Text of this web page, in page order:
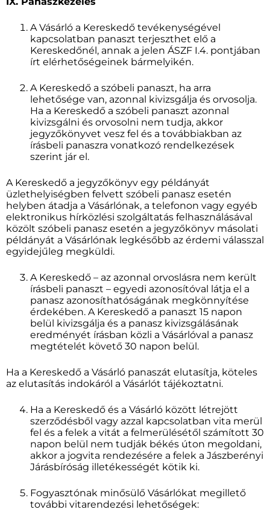
A Vásárló a Kereskedő tevékenységével
kapcsolatban panaszt terjeszthet elő a
Kereskedőnél, annak a jelen ÁSZF I.4. pontjában
írt elérhetőségeinek bármelyikén.
A Kereskedő a szóbeli panaszt, ha arra
lehetősége van, azonnal kivizsgálja és orvosolja.
Ha a Kereskedő a szóbeli panaszt azonnal
kivizsgálni és orvosolni nem tudja, akkor
jegyzőkönyvet vesz fel és a továbbiakban az
írásbeli panaszra vonatkozó rendelkezések
szerint jár el.
A Kereskedő a jegyzőkönyv egy példányát
üzlethelyiségben felvett szóbeli panasz esetén
helyben átadja a Vásárlónak, a telefonon vagy egyéb
elektronikus hírközlési szolgáltatás felhasználásával
közölt szóbeli panasz esetén a jegyzőkönyv másolati
példányát a Vásárlónak legkésőbb az érdemi válasszal
egyidejűleg megküldi.
A Kereskedő – az azonnal orvoslásra nem került
írásbeli panaszt – egyedi azonosítóval látja el a
panasz azonosíthatóságának megkönnyítése
érdekében. A Kereskedő a panaszt 15 napon
belül kivizsgálja és a panasz kivizsgálásának
eredményét írásban közli a Vásárlóval a panasz
megtételét követő 30 napon belül.
Ha a Kereskedő a Vásárló panaszát elutasítja, köteles
az elutasítás indokáról a Vásárlót tájékoztatni.
Ha a Kereskedő és a Vásárló között létrejött
szerződésből vagy azzal kapcsolatban vita merül
fel és a felek a vitát a felmerülésétől számított 30
napon belül nem tudják békés úton megoldani,
akkor a jogvita rendezésére a felek a Jászberényi
Járásbíróság illetékességét kötik ki.
Fogyasztónak minősülő Vásárlókat megillető
további vitarendezési lehetőségek: